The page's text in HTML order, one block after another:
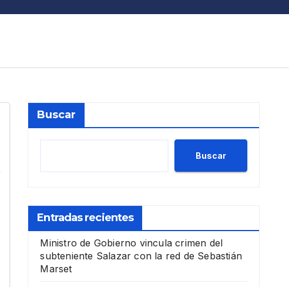
Buscar
Buscar
Entradas recientes
Ministro de Gobierno vincula crimen del
subteniente Salazar con la red de Sebastián
Marset